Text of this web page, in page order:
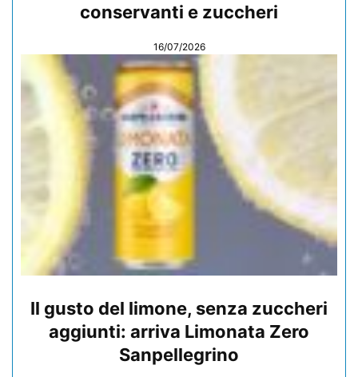
conservanti e zuccheri
16/07/2026
Il gusto del limone, senza zuccheri
aggiunti: arriva Limonata Zero
Sanpellegrino